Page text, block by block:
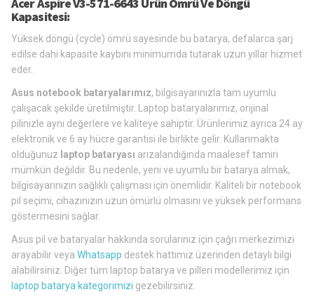
Kapasitesi:
Yüksek döngü (cycle) ömrü sayesinde bu batarya, defalarca şarj
edilse dahi kapasite kaybını minimumda tutarak uzun yıllar hizmet
eder.
Asus notebook bataryalarımız, bilgisayarınızla tam uyumlu
çalışacak şekilde üretilmiştir. Laptop bataryalarımız, orijinal
pilinizle aynı değerlere ve kaliteye sahiptir. Ürünlerimiz ayrıca 24 ay
elektronik ve 6 ay hücre garantisi ile birlikte gelir. Kullanmakta
olduğunuz laptop bataryası arızalandığında maalesef tamiri
mümkün değildir. Bu nedenle, yeni ve uyumlu bir batarya almak,
bilgisayarınızın sağlıklı çalışması için önemlidir. Kaliteli bir notebook
pil seçimi, cihazınızın uzun ömürlü olmasını ve yüksek performans
göstermesini sağlar.
Asus pil ve bataryalar hakkında sorularınız için çağrı merkezimizi
arayabilir veya Whatsapp destek hattımız üzerinden detaylı bilgi
alabilirsiniz. Diğer tüm laptop batarya ve pilleri modellerimiz için
laptop batarya kategorimizi gezebilirsiniz.